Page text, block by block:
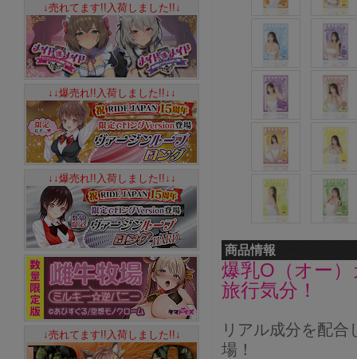
商品情報
爆乳O（オー
旅行気分！
リアル成分を配
場！
↓売れてます!!入荷しました!!↓
↓↓爆売れ!!入荷しました!!↓↓
↓↓爆売れ!!入荷しました!!↓↓
↓売れてます!!入荷しました!!↓